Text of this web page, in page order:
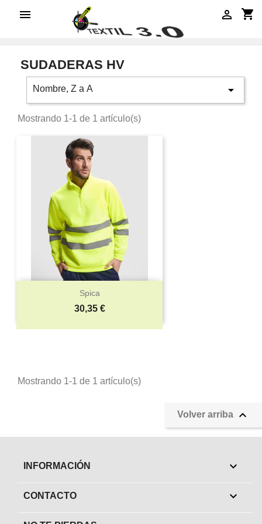
 shopping_cart

SUDADERAS HV
Nombre, Z a A 
Mostrando 1-1 de 1 artículo(s)
Spica
Precio
30,35 €
Mostrando 1-1 de 1 artículo(s)
Volver arriba 
INFORMACIÓN 
CONTACTO 